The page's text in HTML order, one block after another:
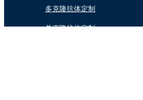
多克隆抗体定制
单克隆抗体定制